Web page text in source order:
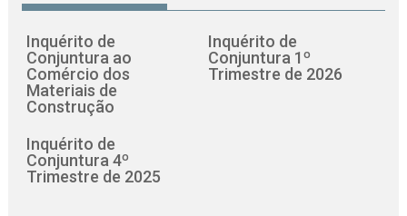
Inquérito de
Conjuntura ao
Comércio dos
Materiais de
Construção
Inquérito de
Conjuntura 1º
Trimestre de 2026
Inquérito de
Conjuntura 4º
Trimestre de 2025